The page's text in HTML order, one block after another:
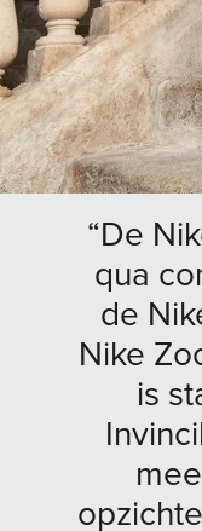
“De
qua
de
Nike
is